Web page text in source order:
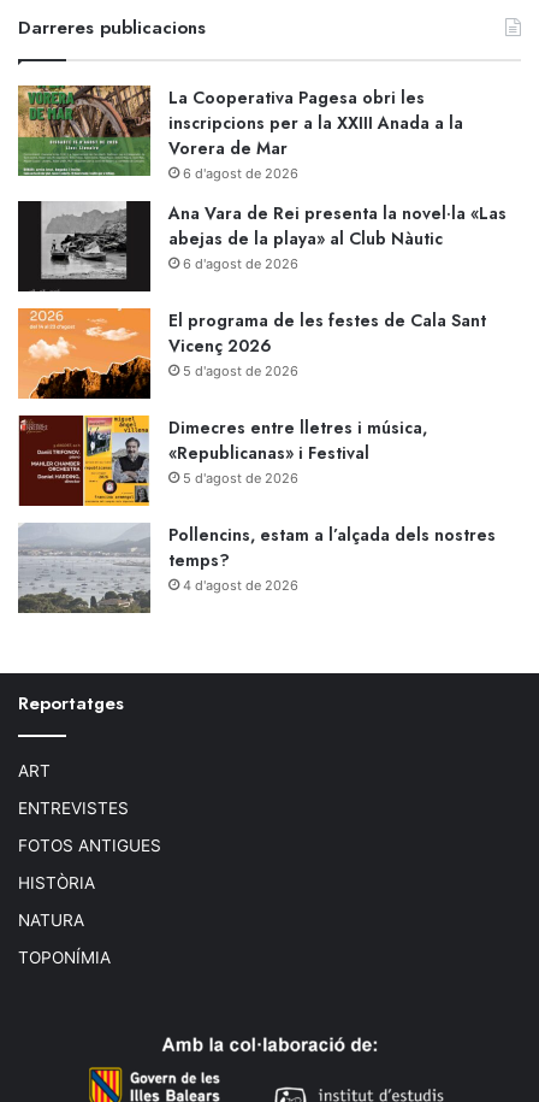
Darreres publicacions
La Cooperativa Pagesa obri les
inscripcions per a la XXIII Anada a la
Vorera de Mar
6 d'agost de 2026
Ana Vara de Rei presenta la novel·la «Las
abejas de la playa» al Club Nàutic
6 d'agost de 2026
El programa de les festes de Cala Sant
Vicenç 2026
5 d'agost de 2026
Dimecres entre lletres i música,
«Republicanas» i Festival
5 d'agost de 2026
Pollencins, estam a l’alçada dels nostres
temps?
4 d'agost de 2026
Reportatges
ART
ENTREVISTES
FOTOS ANTIGUES
HISTÒRIA
NATURA
TOPONÍMIA